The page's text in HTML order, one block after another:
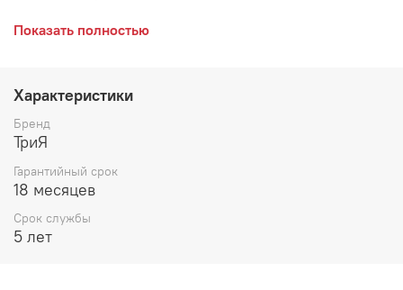
Диван угловой 1532*1132*800 мм
Табурет 330*330*430 мм - 2 шт
Материалы:
Каркас: ЛДСП Венге
Обивка: Экокожа коричневая
Производитель:
Показать полностью
Характеристики
Бренд
ТриЯ
Гарантийный срок
18 месяцев
Срок службы
5 лет